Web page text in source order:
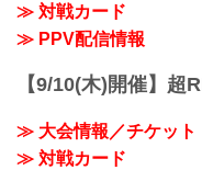
≫ 対戦カード
≫ PPV配信情報
【9/10(木)開催】超
≫ 大会情報／チケット
≫ 対戦カード